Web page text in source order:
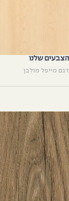
הצבעים שלנו
דגם מייפל מולבן